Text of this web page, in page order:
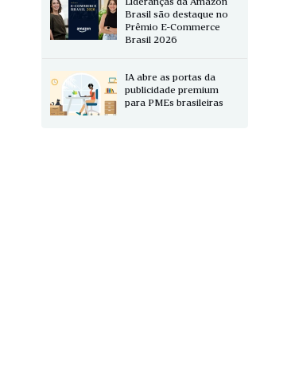
Brasil são destaque no
Prêmio E-Commerce
Brasil 2026
IA abre as portas da
publicidade premium
para PMEs brasileiras